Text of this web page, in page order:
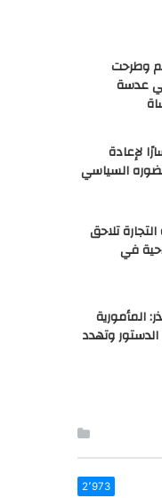
وطرحت
عدسة
لإعادة
السياسي
تلاحق
في
المأمورية
الدستور وتهدد
2٬973